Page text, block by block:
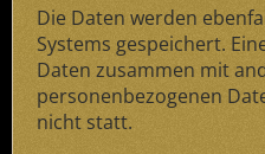
Die Daten werden
Systems gespeichert.
Daten zusammen mit
personenbezogenen
nicht statt.